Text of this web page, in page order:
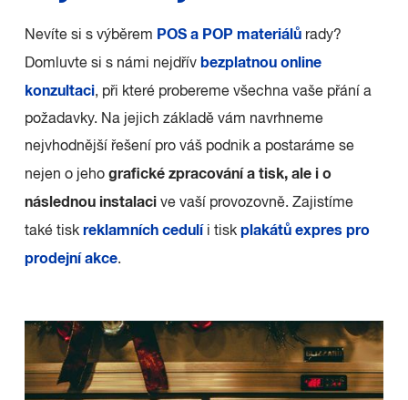
Nevíte si s výběrem POS a POP materiálů rady?
Domluvte si s námi nejdřív bezplatnou online
konzultaci, při které probereme všechna vaše přání a
požadavky. Na jejich základě vám navrhneme
nejvhodnější řešení pro váš podnik a postaráme se
nejen o jeho grafické zpracování a tisk, ale i o
následnou instalaci ve vaší provozovně. Zajistíme
také tisk reklamních cedulí i tisk plakátů expres pro
prodejní akce.